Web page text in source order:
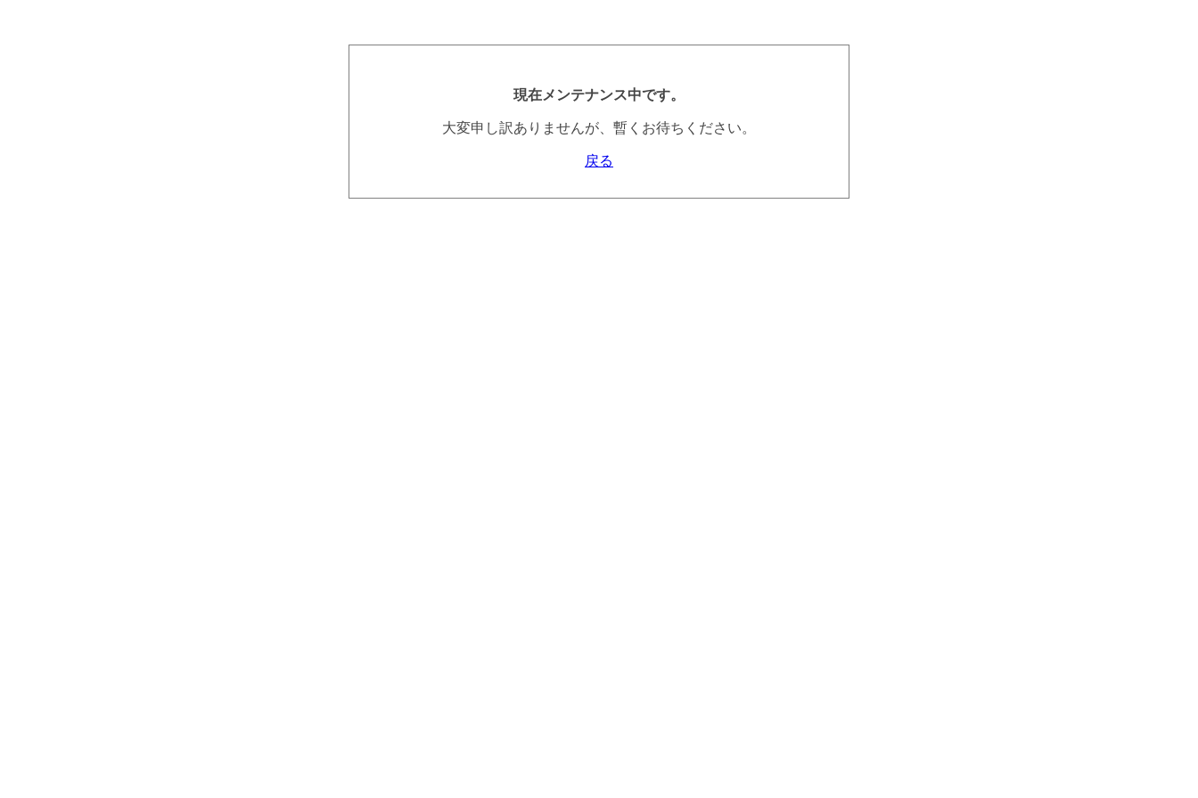
現在メンテナンス中です。
大変申し訳ありませんが、暫くお待ちください。
戻る